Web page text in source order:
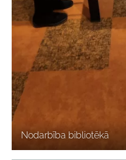
Nodarbība bibliotēkā